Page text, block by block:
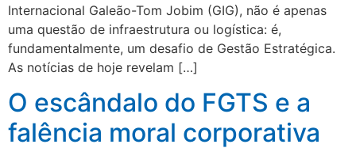
Internacional Galeão-Tom Jobim (GIG), não é apenas
uma questão de infraestrutura ou logística: é,
fundamentalmente, um desafio de Gestão Estratégica.
As notícias de hoje revelam […]
O escândalo do FGTS e a
falência moral corporativa